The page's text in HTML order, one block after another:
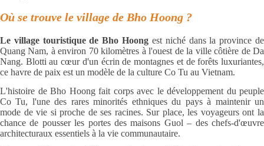
Où se trouve le village de Bho Hoong ?
Le village touristique de Bho Hoong est niché dans la province de
Quang Nam, à environ 70 kilomètres à l'ouest de la ville côtière de Da
Nang. Blotti au cœur d'un écrin de montagnes et de forêts luxuriantes,
ce havre de paix est un modèle de la culture Co Tu au Vietnam.
L'histoire de Bho Hoong fait corps avec le développement du peuple
Co Tu, l'une des rares minorités ethniques du pays à maintenir un
mode de vie si proche de ses racines. Sur place, les voyageurs ont la
chance de pousser les portes des maisons Guol – des chefs-d'œuvre
architecturaux essentiels à la vie communautaire.